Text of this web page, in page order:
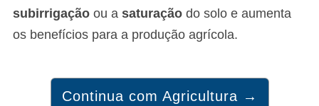
subirrigação ou a saturação do solo e aumenta
os benefícios para a produção agrícola.
Continua com Agricultura →